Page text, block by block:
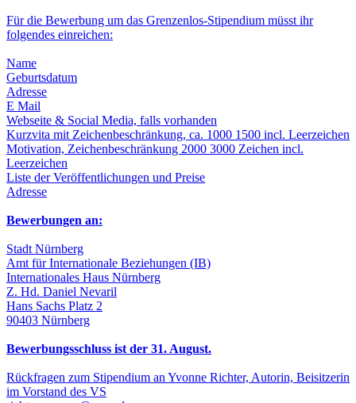
Für die Bewerbung um das Grenzenlos-Stipendium müsst ihr
folgendes einreichen:
Name
Geburtsdatum
Adresse
E Mail
Webseite & Social Media, falls vorhanden
Kurzvita mit Zeichenbeschränkung, ca. 1000 1500 incl. Leerzeichen
Motivation, Zeichenbeschränkung 2000 3000 Zeichen incl.
Leerzeichen
Liste der Veröffentlichungen und Preise
Adresse
Bewerbungen an:
Stadt Nürnberg
Amt für Internationale Beziehungen (IB)
Internationales Haus Nürnberg
Z. Hd. Daniel Nevaril
Hans Sachs Platz 2
90403 Nürnberg
Bewerbungsschluss ist der 31. August.
Rückfragen zum Stipendium an Yvonne Richter, Autorin, Beisitzerin
im Vorstand des VS